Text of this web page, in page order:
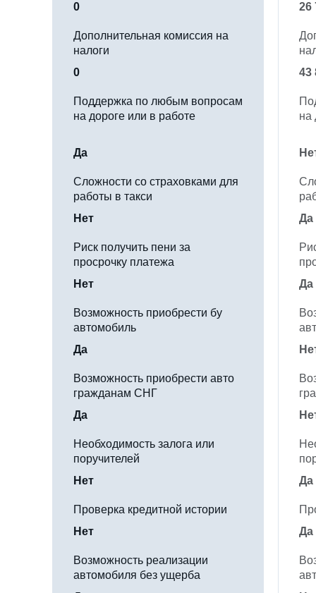
0
Дополнительная комиссия на
налоги
0
Поддержка по любым вопросам
на дороге или в работе
Да
Сложности со страховками для
работы в такси
Нет
Риск получить пени за
просрочку платежа
Нет
Возможность приобрести бу
автомобиль
Да
Возможность приобрести авто
гражданам СНГ
Да
Необходимость залога или
поручителей
Нет
Возможность реализации
автомобиля без ущерба
Проверка кредитной истории
Нет
26
43
на
Да
Да
Да
Да